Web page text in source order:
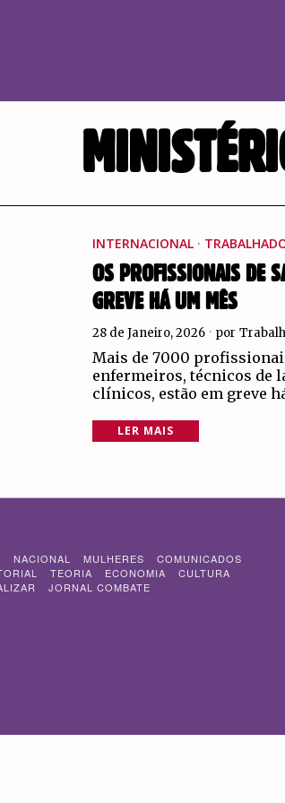
INTERNACIONAL ·
OS PROFISSIONAIS DE
GREVE HÁ UM MÊS
28 de Janeiro, 2026 por
Mais de 7000
enfermeiros, técnicos de
clínicos, estão em greve
LER MAIS
NACIONAL MULHERES
COMUNICADOS
TEORIA ECONOMIA
CULTURA
JORNAL COMBATE